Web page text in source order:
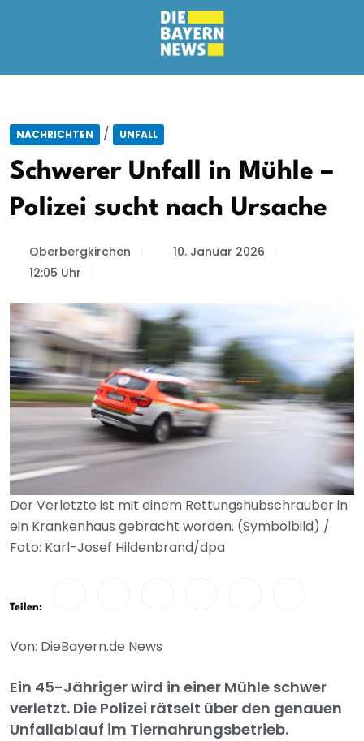
NACHRICHTEN / UNFALL
Schwerer Unfall in Mühle –
Polizei sucht nach Ursache
Oberbergkirchen
10. Januar 2026
12:05 Uhr
Der Verletzte ist mit einem Rettungshubschrauber in
ein Krankenhaus gebracht worden. (Symbolbild) /
Foto: Karl-Josef Hildenbrand/dpa
Teilen:
Von: DieBayern.de News
Ein 45-Jähriger wird in einer Mühle schwer
verletzt. Die Polizei rätselt über den genauen
Unfallablauf im Tiernahrungsbetrieb.